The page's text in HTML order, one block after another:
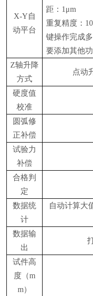
X-Y自
动平台
距： 1 μm
重复精度： 10
键操作完成
要添加其他功
Z轴升降
方式
点动
硬度值
校准
圆弧修
正补偿
试验力
补偿
合格判
定
数据统
计
自动计算大
数据输
出
试件高
度（m
m）